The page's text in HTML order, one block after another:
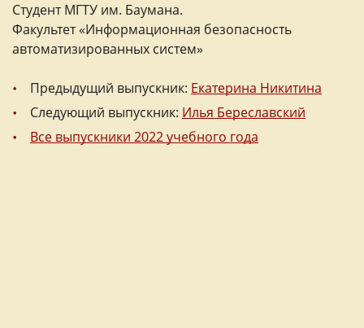
Студент МГТУ им. Баумана.
Факультет «Информационная безопасность
автоматизированных систем»
Предыдущий выпускник: Екатерина Никитина
Следующий выпускник: Илья Береславский
Все выпускники 2022 учебного года